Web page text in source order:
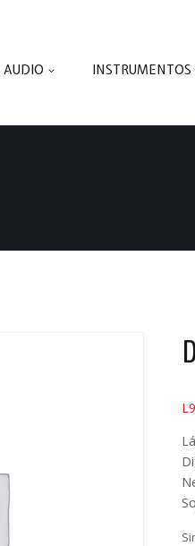
AUDIO INSTRUMENTOS
L